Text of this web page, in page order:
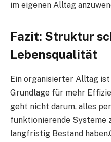
im eigenen Alltag
Fazit: Struktur
Lebensqualität
Ein organisierter Alltag
Grundlage für mehr
geht nicht darum, alles
funktionierende Systeme
langfristig Bestand